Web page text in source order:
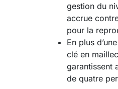
gestion du
accrue
pour la
En plus
clé en
garantissent
de quatre